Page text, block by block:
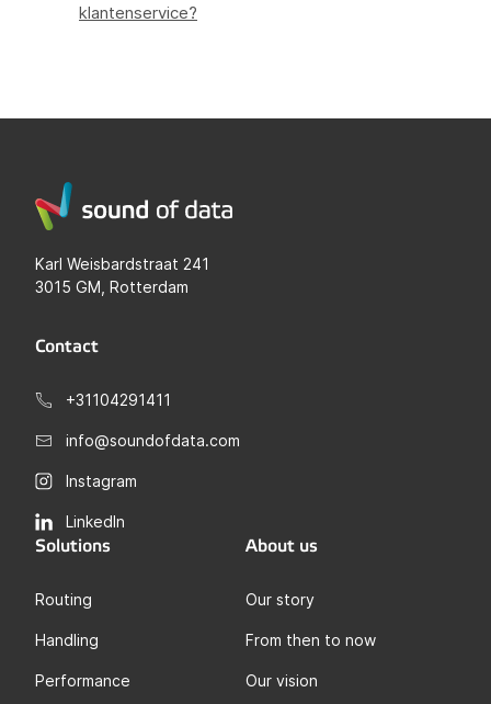
klantenservice?
Karl Weisbardstraat 241
3015 GM, Rotterdam
Contact
+31104291411
info@soundofdata.com
Instagram
LinkedIn
Solutions
Routing
Handling
Performance
About us
Our story
From then to now
Our vision